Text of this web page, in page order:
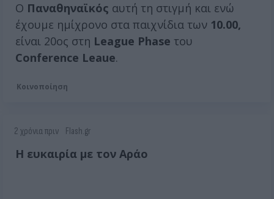
Ο Παναθηναϊκός αυτή τη στιγμή και ενώ
έχουμε ημίχρονο στα παιχνίδια των 10.00,
είναι 20ος στη League Phase του
Conference Leaue.
Κοινοποίηση
2 χρόνια πριν Flash.gr
Η ευκαιρία με τον Αράο